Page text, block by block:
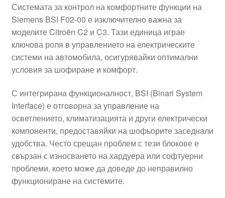
Системата за контрол на комфортните функции на
Siemens BSI F02-00 е изключително важна за
моделите Citroën C2 и C3. Тази единица играе
ключова роля в управлението на електрическите
системи на автомобила, осигурявайки оптимални
условия за шофиране и комфорт.
С интегрирана функционалност, BSI (Binari System
Interface) е отговорна за управление на
осветлението, климатизацията и други електрически
компоненти, предоставяйки на шофьорите заседнали
удобства. Често срещан проблем с тези блокове е
свързан с износването на хардуера или софтуерни
проблеми, което може да доведе до неправилно
функциониране на системите.